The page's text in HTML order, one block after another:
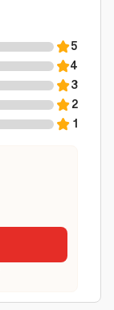
5
4
3
2
1